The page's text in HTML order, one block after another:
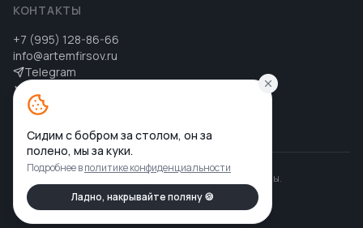
КОНТАКТЫ
+7 (995) 128-86-66
info@artemfirsov.ru
Telegram
MAX MAX
Артем Фирсов
Все права защищены.
Политика конфиденциальности
Сидим с бобром за столом, он за
полено, мы за куки.
Подробнее вполитике конфиденциальности
Ладно, накрывайте поляну 🍪